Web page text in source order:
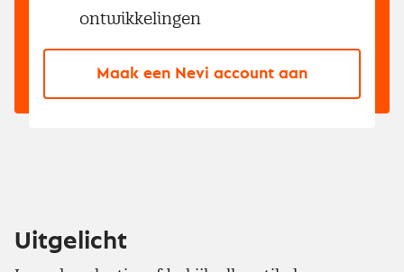
ontwikkelingen
Maak een Nevi account aan
Uitgelicht